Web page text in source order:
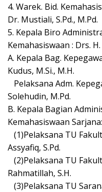
4. Warek. Bid.
Dr. Mustiali, S.Pd., M.Pd.
5. Kepala Biro
Kemahasiswaan : Drs.
A. Kepala Bag.
Kudus, M.Si., M.H.
Pelaksana Adm.
Solehudin, M.Pd.
B. Kepala Bagian
Kemahasiswaan
(1)Pelaksana TU
Assyafiq, S.Pd.
(2)Pelaksana TU
Rahmatillah, S.H.
(3)Pelaksana TU